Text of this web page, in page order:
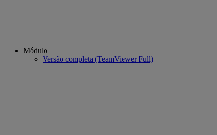
Módulo
Versão completa (TeamViewer Full)